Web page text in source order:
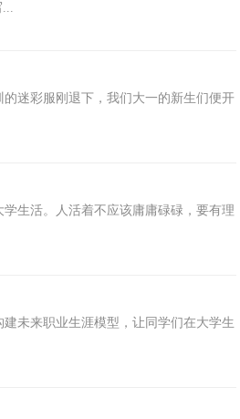
...
迷彩服刚退下，我们大一的新生们便开
生活。人活着不应该庸庸碌碌，要有理
未来职业生涯模型，让同学们在大学生